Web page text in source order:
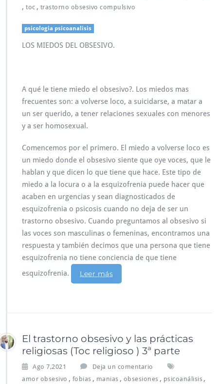
, toc , trastorno obsesivo compulsivo
psicologia psicoanalisis
LOS MIEDOS DEL OBSESIVO.
A qué le tiene miedo el obsesivo?. Los miedos mas
frecuentes son: a volverse loco, a suicidarse, a matar a
un ser querido, a tener relaciones sexuales con menores
y a ser homosexual.
Comencemos por el primero. El miedo a volverse loco es
un miedo donde el obsesivo siente que oye voces, que le
hablan y que dicen lo que tiene que hace. Este tipo de
miedo a la locura o a la esquizofrenia puede hacer que
acaben en urgencias y sean diagnosticados de
esquizofrenia o psicosis cuando no deja de ser un
trastorno obsesivo. Cuando preguntamos al obsesivo si
las voces son masculinas o femeninas, encontramos una
respuesta y también decimos que una persona que tiene
esquizofrenia no tiene conciencia de que tiene
esquizofrenia.
Leer más
El trastorno obsesivo y las prácticas
religiosas (Toc religioso ) 3ª parte
Ago 7,2021
Deja un comentario
amor obsesivo , fobias , manias , obsesiones , psicoanálisis ,